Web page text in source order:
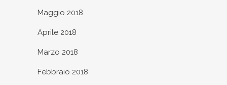
Maggio 2018
Aprile 2018
Marzo 2018
Febbraio 2018